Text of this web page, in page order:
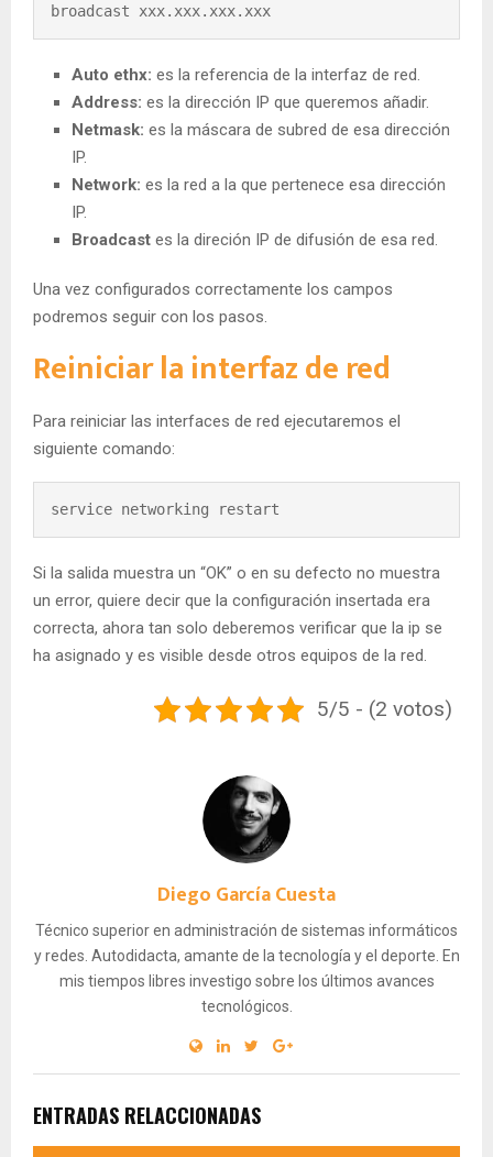
broadcast xxx.xxx.xxx.xxx
Auto ethx: es la referencia de la interfaz de red.
Address: es la dirección IP que queremos añadir.
Netmask: es la máscara de subred de esa dirección
IP.
Network: es la red a la que pertenece esa dirección
IP.
Broadcast es la direción IP de difusión de esa red.
Una vez configurados correctamente los campos
podremos seguir con los pasos.
Reiniciar la interfaz de red
Para reiniciar las interfaces de red ejecutaremos el
siguiente comando:
service networking restart
Si la salida muestra un “OK” o en su defecto no muestra
un error, quiere decir que la configuración insertada era
correcta, ahora tan solo deberemos verificar que la ip se
ha asignado y es visible desde otros equipos de la red.
5/5 - (2 votos)
Diego García Cuesta
Técnico superior en administración de sistemas informáticos
y redes. Autodidacta, amante de la tecnología y el deporte. En
mis tiempos libres investigo sobre los últimos avances
tecnológicos.
ENTRADAS RELACCIONADAS